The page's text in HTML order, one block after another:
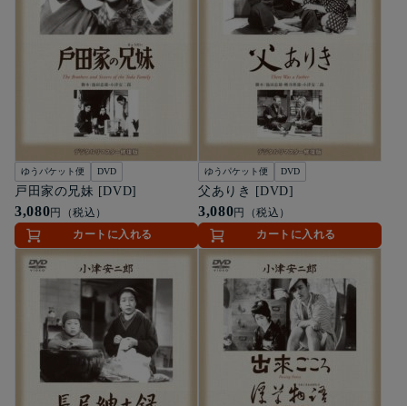
ゆうパケット便 DVD
戸田家の兄妹 [DVD]
3,080円（税込）
カートに入れる
ゆうパケット便 DVD
父ありき [DVD]
3,080円（税込）
カートに入れる